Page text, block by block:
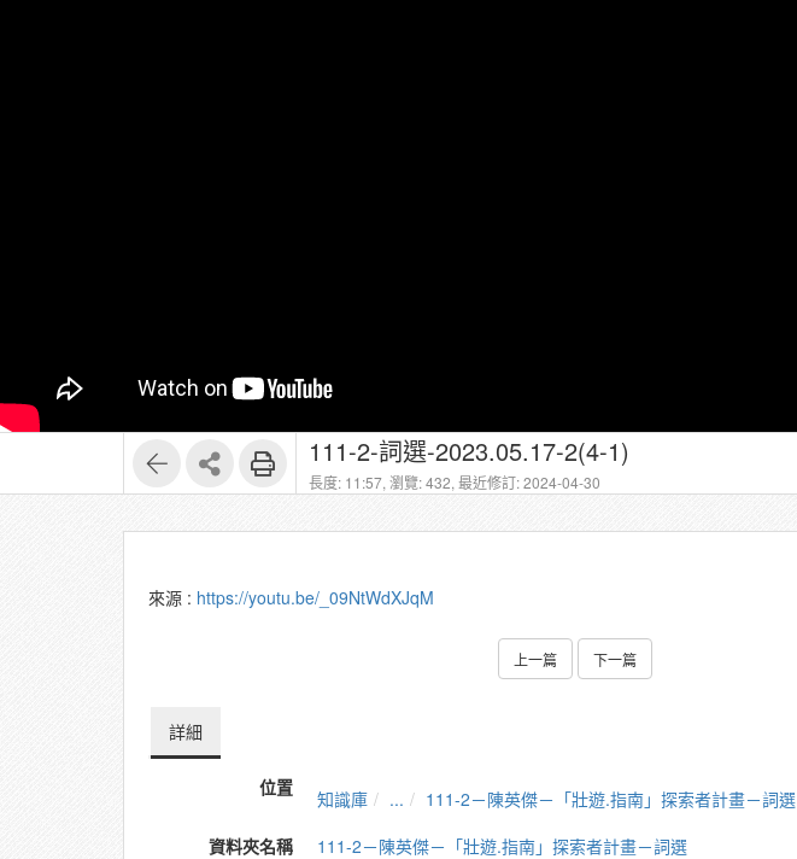
111-2-詞選-2023.05.17-2(4-1)
長度: 11:57, 瀏覽: 432, 最近修訂: 2024-04-30
來源 : https://youtu.be/_09NtWdXJqM
上一篇 下一篇
詳細
位置 知識庫 ...
111-2－陳英傑－「壯遊.指南」探索者計畫－詞選
資料夾名稱
111-2－陳英傑－「壯遊.指南」探索者計畫－詞選